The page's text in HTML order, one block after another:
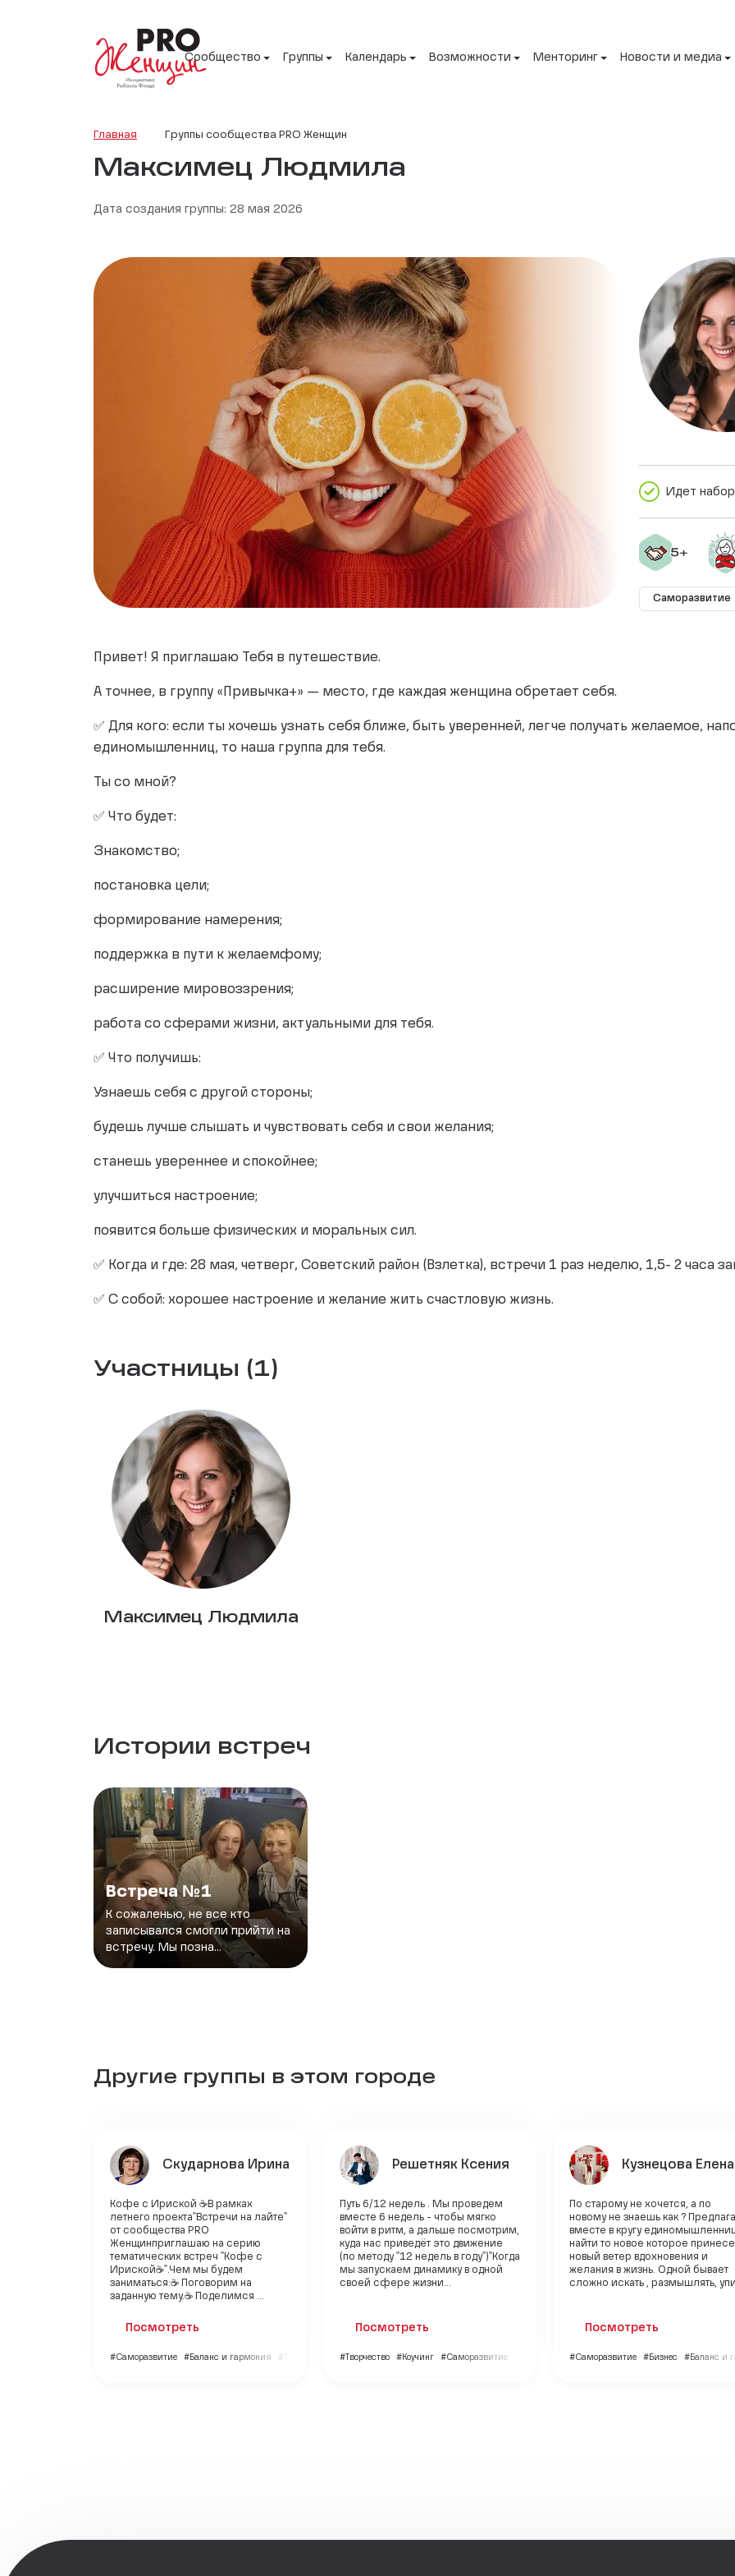
Сообщество Группы Календарь Возможности Менторинг Новости и медиа
Главная Группы сообщества PRO Женщин
Максимец Людмила
Дата создания группы: 28 мая 2026
Идет
Саморазвитие
Привет! Я приглашаю Тебя в путешествие.
А точнее, в группу «Привычка+» — место, где каждая женщина обретает себя.
✅ Для кого: если ты хочешь узнать себя ближе, быть уверенней, легче получать желаемое,
единомышленниц, то наша группа для тебя.
Ты со мной?
✅ Что будет:
Знакомство;
постановка цели;
формирование намерения;
поддержка в пути к желаемфому;
расширение мировоззрения;
работа со сферами жизни, актуальными для тебя.
✅ Что получишь:
Узнаешь себя с другой стороны;
будешь лучше слышать и чувствовать себя и свои желания;
станешь увереннее и спокойнее;
улучшиться настроение;
появится больше физических и моральных сил.
✅ Когда и где: 28 мая, четверг, Советский район (Взлетка), встречи 1 раз неделю, 1,5- 2 часа
✅ С собой: хорошее настроение и желание жить счастловую жизнь.
Участницы (1)
Максимец Людмила
Истории встреч
Встреча №1
К сожаленью, не все кто
записывался смогли прийти на
встречу. Мы позна...
Другие группы в этом городе
Скударнова Ирина
Кофе с Ириской ☕В рамках
летнего проекта"Встречи на лайте"
от сообщества PRO
Женщин приглашаю на серию
тематических встреч "Кофе с
Ириской☕". Чем мы будем
заниматься: ☕ Поговорим на
заданную тему. ☕ Поделимся ...
Посмотреть
#Саморазвитие #Баланс и гармония #Творчество
Решетняк Ксения
Путь 6/12 недель . Мы проведем
вместе 6 недель - чтобы мягко
войти в ритм, а дальше посмотрим,
куда нас приведёт это движение
(по методу "12 недель в году")"Когда
мы запускаем динамику в одной
своей сфере жизни...
Посмотреть
#Творчество #Коучинг #Саморазвитие
Кузнецова Елена
По старому не хочется, а по
новому не знаешь как ?
вместе в кругу
найти то новое которое
новый ветер вдохновения и
желания в жизнь. Одной бывает
сложно искать , размышлять,
Посмотреть
#Саморазвитие #Бизнес #Баланс и